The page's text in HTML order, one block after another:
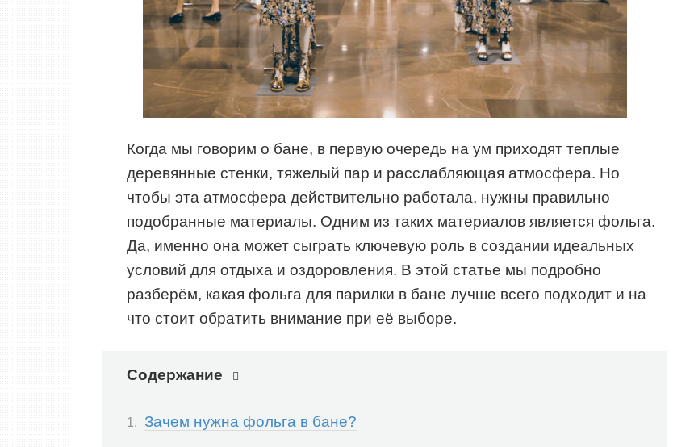
Когда мы говорим о бане, в первую очередь на ум приходят теплые
деревянные стенки, тяжелый пар и расслабляющая атмосфера. Но
чтобы эта атмосфера действительно работала, нужны правильно
подобранные материалы. Одним из таких материалов является фольга.
Да, именно она может сыграть ключевую роль в создании идеальных
условий для отдыха и оздоровления. В этой статье мы подробно
разберём, какая фольга для парилки в бане лучше всего подходит и на
что стоит обратить внимание при её выборе.
Содержание
Зачем нужна фольга в бане?